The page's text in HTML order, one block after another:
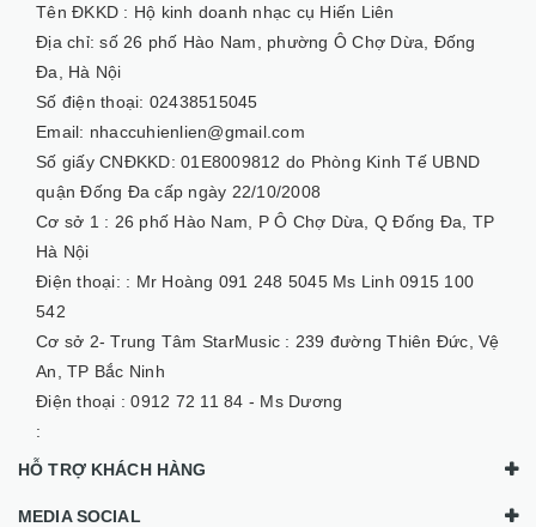
Tên ĐKKD : Hộ kinh doanh nhạc cụ Hiến Liên
Địa chỉ: số 26 phố Hào Nam, phường Ô Chợ Dừa, Đống
Đa, Hà Nội
Số điện thoại: 02438515045
Email: nhaccuhienlien@gmail.com
Số giấy CNĐKKD: 01E8009812 do Phòng Kinh Tế UBND
quận Đống Đa cấp ngày 22/10/2008
Cơ sở 1 : 26 phố Hào Nam, P Ô Chợ Dừa, Q Đống Đa, TP
Hà Nội
Điện thoại: : Mr Hoàng 091 248 5045 Ms Linh 0915 100
542
Cơ sở 2- Trung Tâm StarMusic : 239 đường Thiên Đức, Vệ
An, TP Bắc Ninh
Điện thoại :0912 72 11 84 - Ms Dương
:
HỖ TRỢ KHÁCH HÀNG
MEDIA SOCIAL